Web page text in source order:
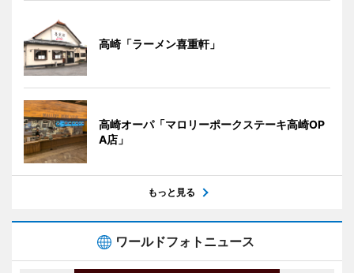
高崎「ラーメン喜重軒」
高崎オーパ「マロリーポークステーキ高崎OP
A店」
もっと見る
ワールドフォトニュース